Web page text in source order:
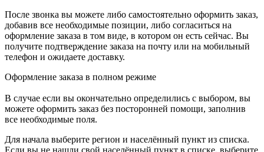
После звонка вы можете либо самостоятельно оформить заказ,
добавив все необходимые позиции, либо согласиться на
оформление заказа в том виде, в котором он есть сейчас. Вы
получите подтверждение заказа на почту или на мобильный
телефон и ожидаете доставку.
Оформление заказа в полном режиме
В случае если вы окончательно определились с выбором, вы
можете оформить заказ без посторонней помощи, заполнив
все необходимые поля.
Для начала выберите регион и населённый пункт из списка.
Если вы не нашли свой населённый пункт в списке, выберите